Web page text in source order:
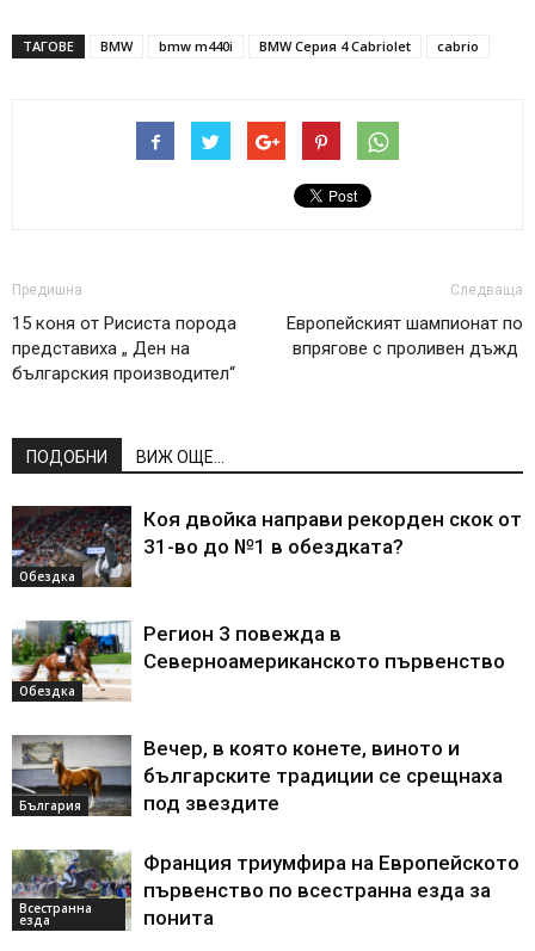
ТАГОВЕ BMW bmw m440i BMW Серия 4 Cabriolet cabrio
Предишна
15 коня от Рисиста порода
представиха „ Ден на
българския производител“
Следваща
Европейският шампионат по
впрягове с проливен дъжд
ПОДОБНИ ВИЖ ОЩЕ...
Обездка
Коя двойка направи рекорден скок от
31-во до №1 в обездката?
Обездка
Регион 3 повежда в
Северноамериканското първенство
България
Вечер, в която конете, виното и
българските традиции се срещнаха
под звездите
Всестранна
езда
Франция триумфира на Европейското
първенство по всестранна езда за
понита